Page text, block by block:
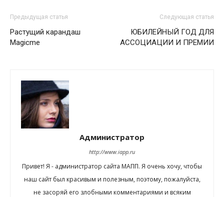
Предыдущая статья
Растущий карандаш
Magicme
Следующая статья
ЮБИЛЕЙНЫЙ ГОД ДЛЯ
АССОЦИАЦИИ И ПРЕМИИ
Администратор
http://www.iapp.ru
Привет! Я - администратор сайта МАПП. Я очень хочу, чтобы
наш сайт был красивым и полезным, поэтому, пожалуйста,
не засоряй его злобными комментариями и всяким